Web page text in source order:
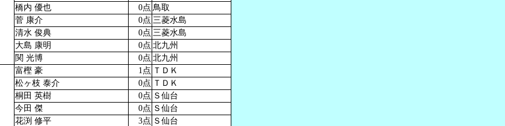
橋内 優也
0点 鳥取
菅 康介
0点 三菱水島
清水 俊典
0点 三菱水島
大島 康明
0点 北九州
関 光博
0点 北九州
富樫 豪 1点 ＴＤＫ
松ヶ枝 泰介
0点 ＴＤＫ
桐田 英樹
0点 Ｓ仙台
今田 傑
0点 Ｓ仙台
花渕 修平
3点 Ｓ仙台